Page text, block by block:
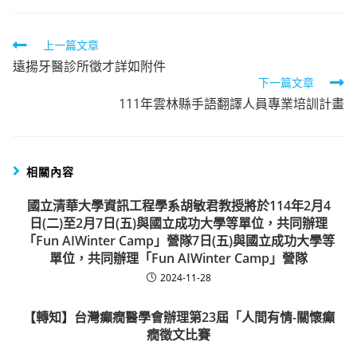
Read
more
上一篇文章
遠揚牙醫診所徵才詳如附件
下一篇文章
111年雲林縣手語翻譯人員專業培訓計畫
相關內容
國立清華大學資訊工程學系胡敏君教授將於114年2月4
日(二)至2月7日(五)與國立成功大學等單位，共同辦理
「Fun AIWinter Camp」營隊7日(五)與國立成功大學等
單位，共同辦理「Fun AIWinter Camp」營隊
2024-11-28
【轉知】台灣癲癇醫學會辦理第23屆「人間有情-關懷癲
癇徵文比賽